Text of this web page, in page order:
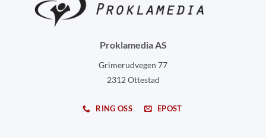
Proklamedia AS
Grimerudvegen 77
2312 Ottestad
RING OSS EPOST